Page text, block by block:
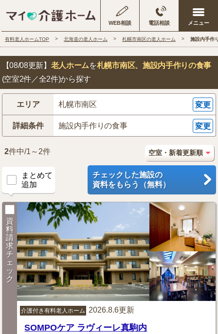
WEB相談 電話相談
有料老人ホームTOP 北海道の老人ホーム 札幌市南区の老人ホーム 施設内手作
【08/08更新】 老人ホームを札幌市南区、施設内手作りの食事
(空室2件／全2件)から探す
エリア 札幌市南区 変更
詳細条件 施設内手作りの食事 変更
2件中/1～2件
まとめて
追加
チェックした施設の
資料をもらう（無料）
資
料
請
求
チ
ェ
ッ
ク
介護付き有料老人ホーム 2026.8.6更新
SOMPOケア ラヴィーレ真駒内